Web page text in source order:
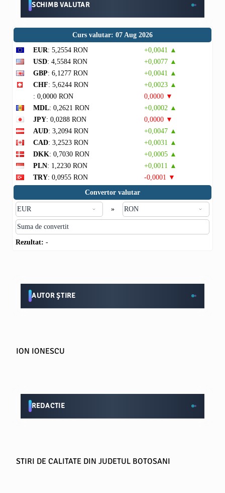
SCHIMB VALUTAR
Curs valutar: 07 Aug 2026
EUR: 5,2554 RON
+0,0041 ▲
USD: 4,5584 RON
+0,0077 ▲
GBP: 6,1277 RON
+0,0041 ▲
CHF: 5,6244 RON
+0,0023 ▲
: 0,0000 RON
0,0000 ▼
MDL: 0,2621 RON
+0,0002 ▲
JPY: 0,0288 RON
0,0000 ▼
AUD: 3,2094 RON
+0,0047 ▲
CAD: 3,2523 RON
+0,0031 ▲
DKK: 0,7030 RON
+0,0005 ▲
PLN: 1,2230 RON
+0,0011 ▲
TRY: 0,0955 RON
-0,0001 ▼
Convertor valutar
»
Rezultat: -
AUTOR ȘTIRE
ION IONESCU
REDACTIE
STIRI DE CALITATE DIN JUDETUL BOTOSANI